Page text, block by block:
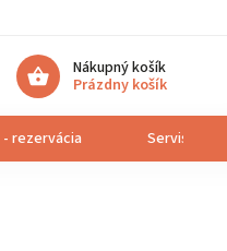
Nákupný košík
Prázdny košík
rezervácia Servis